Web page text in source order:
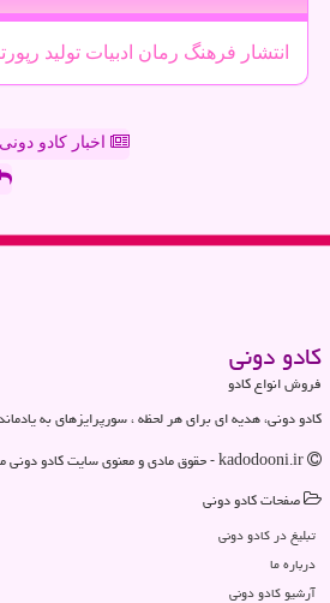
انتشار فرهنگ رمان ادبیات تولید
اخبار کادو دونی
كادو دونی
فروش انواع کادو
کادو دونی، هدیه ای برای هر لحظه ، سورپرایزهای به
صفحات كادو دونی
تبلیغ در كادو دونی
درباره ما
آرشیو كادو دونی